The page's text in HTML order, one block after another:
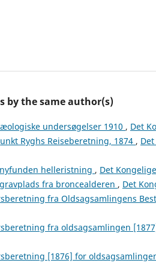
by the same author(s)
undersøgelser 1910 , Det
Ryghs Reiseberetning, 1874 ,
helleristning , Det
fra broncealderen , Det
fra Oldsagsamlingens
fra oldsagsamlingen
[1876] for